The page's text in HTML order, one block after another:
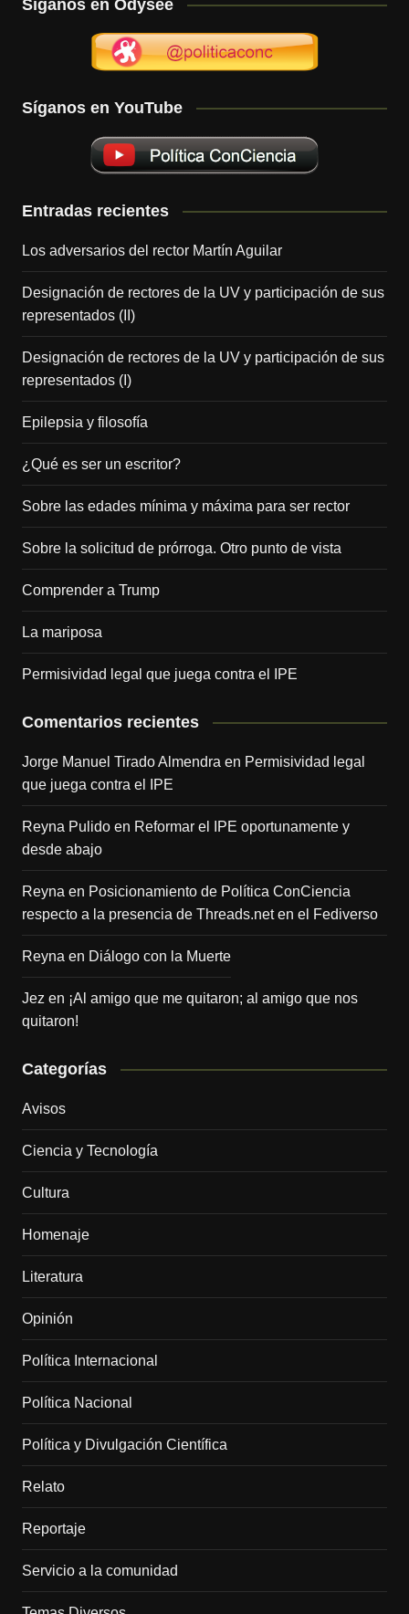
Síganos en Odysee
Síganos en YouTube
Entradas recientes
Los adversarios del rector Martín Aguilar
Designación de rectores de la UV y participación de sus
representados (II)
Designación de rectores de la UV y participación de sus
representados (I)
Epilepsia y filosofía
¿Qué es ser un escritor?
Sobre las edades mínima y máxima para ser rector
Sobre la solicitud de prórroga. Otro punto de vista
Comprender a Trump
La mariposa
Permisividad legal que juega contra el IPE
Comentarios recientes
Jorge Manuel Tirado Almendra en Permisividad legal
que juega contra el IPE
Reyna Pulidoen Reformar el IPE oportunamente y
desde abajo
Reyna en Posicionamiento de Política ConCiencia
respecto a la presencia de Threads.net en el Fediverso
Reyna en Diálogo con la Muerte
Jez en ¡Al amigo que me quitaron; al amigo que nos
quitaron!
Categorías
Avisos
Ciencia y Tecnología
Cultura
Homenaje
Literatura
Opinión
Política Internacional
Política Nacional
Política y Divulgación Científica
Relato
Reportaje
Servicio a la comunidad